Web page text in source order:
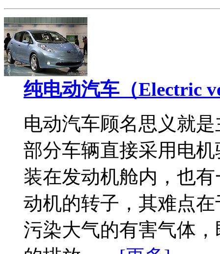
纯电动汽车（Electric
电动汽车顾名思义就
部分车辆直接采用电
装在发动机舱内，也
动机的转子，其难点
污染大气的有害气体